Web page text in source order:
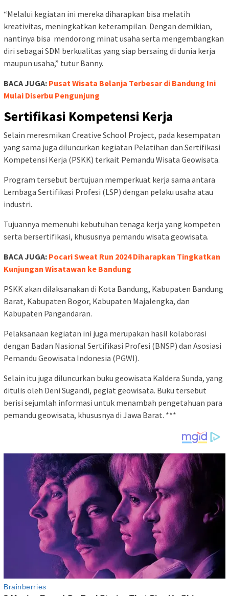
“Melalui kegiatan ini mereka diharapkan bisa melatih
kreativitas, meningkatkan keterampilan. Dengan demikian,
nantinya bisa mendorong minat usaha serta mengembangkan
diri sebagai SDM berkualitas yang siap bersaing di dunia kerja
maupun usaha,” tutur Banny.
BACA JUGA: Pusat Wisata Belanja Terbesar di Bandung Ini
Mulai Diserbu Pengunjung
Sertifikasi Kompetensi Kerja
Selain meresmikan Creative School Project, pada kesempatan
yang sama juga diluncurkan kegiatan Pelatihan dan Sertifikasi
Kompetensi Kerja (PSKK) terkait Pemandu Wisata Geowisata.
Program tersebut bertujuan memperkuat kerja sama antara
Lembaga Sertifikasi Profesi (LSP) dengan pelaku usaha atau
industri.
Tujuannya memenuhi kebutuhan tenaga kerja yang kompeten
serta bersertifikasi, khususnya pemandu wisata geowisata.
BACA JUGA: Pocari Sweat Run 2024 Diharapkan Tingkatkan
Kunjungan Wisatawan ke Bandung
PSKK akan dilaksanakan di Kota Bandung, Kabupaten Bandung
Barat, Kabupaten Bogor, Kabupaten Majalengka, dan
Kabupaten Pangandaran.
Pelaksanaan kegiatan ini juga merupakan hasil kolaborasi
dengan Badan Nasional Sertifikasi Profesi (BNSP) dan Asosiasi
Pemandu Geowisata Indonesia (PGWI).
Selain itu juga diluncurkan buku geowisata Kaldera Sunda, yang
ditulis oleh Deni Sugandi, pegiat geowisata. Buku tersebut
berisi sejumlah informasi untuk menambah pengetahuan para
pemandu geowisata, khususnya di Jawa Barat. ***